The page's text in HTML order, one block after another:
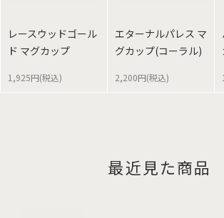
レースウッドゴール
ド マグカップ
1,925円(税込)
エターナルパレス マ
グカップ(コーラル)
2,200円(税込)
最近見た商品